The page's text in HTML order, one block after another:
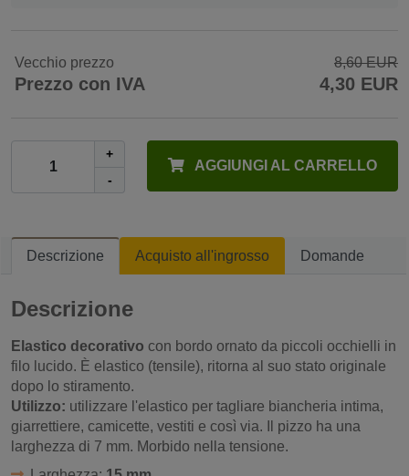
Vecchio prezzo 8,60 EUR
Prezzo con IVA 4,30 EUR
+
-
AGGIUNGI AL CARRELLO
Descrizione Acquisto all'ingrosso Domande
Descrizione
Elastico decorativo con bordo ornato da piccoli occhielli in
filo lucido. È elastico (tensile), ritorna al suo stato originale
dopo lo stiramento.
Utilizzo: utilizzare l'elastico per tagliare biancheria intima,
giarrettiere, camicette, vestiti e così via. Il pizzo ha una
larghezza di 7 mm. Morbido nella tensione.